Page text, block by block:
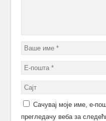
Сачувај моје име, е-
прегледачу веба за